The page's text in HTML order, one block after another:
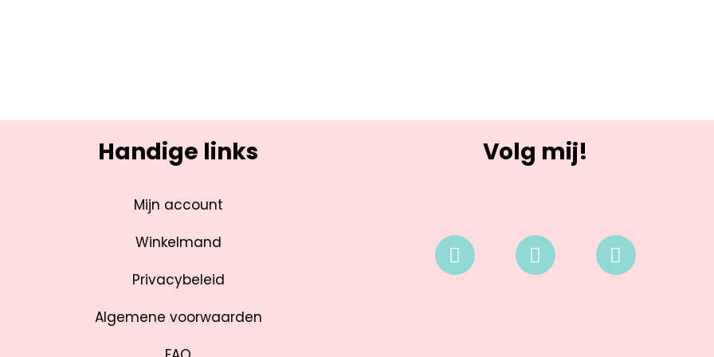
Handige links
Mijn account
Winkelmand
Privacybeleid
Algemene voorwaarden
Volg mij!